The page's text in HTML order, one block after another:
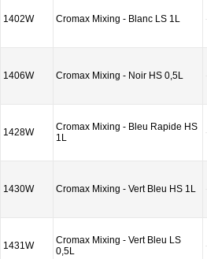
1402W Cromax Mixing - Blanc LS 1L
1406W Cromax Mixing - Noir HS 0,5L
1428W
Cromax Mixing - Bleu Rapide HS
1L
1430W Cromax Mixing - Vert Bleu HS 1L
1431W
Cromax Mixing - Vert Bleu LS
0,5L